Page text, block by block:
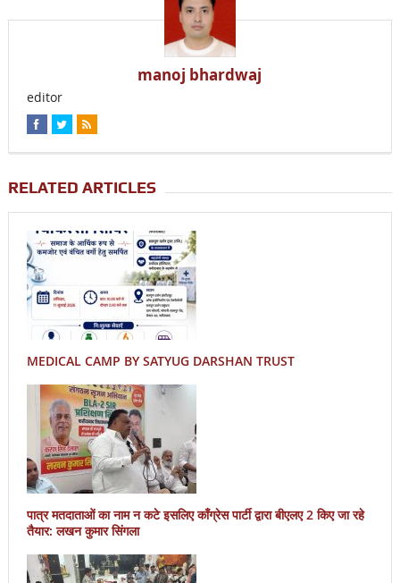
manoj bhardwaj
editor
RELATED ARTICLES
MEDICAL CAMP BY SATYUG DARSHAN TRUST
पात्र मतदाताओं का नाम न कटे इसलिए काँग्रेस पार्टी द्वारा बीएलए 2 किए जा रहे
तैयार: लखन कुमार सिंगला